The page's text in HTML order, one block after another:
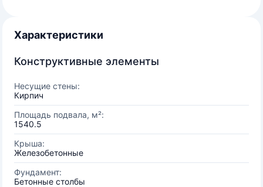
Характеристики
Конструктивные элементы
Несущие стены:
Кирпич
Площадь подвала, м²:
1540.5
Крыша:
Железобетонные
Фундамент:
Бетонные столбы